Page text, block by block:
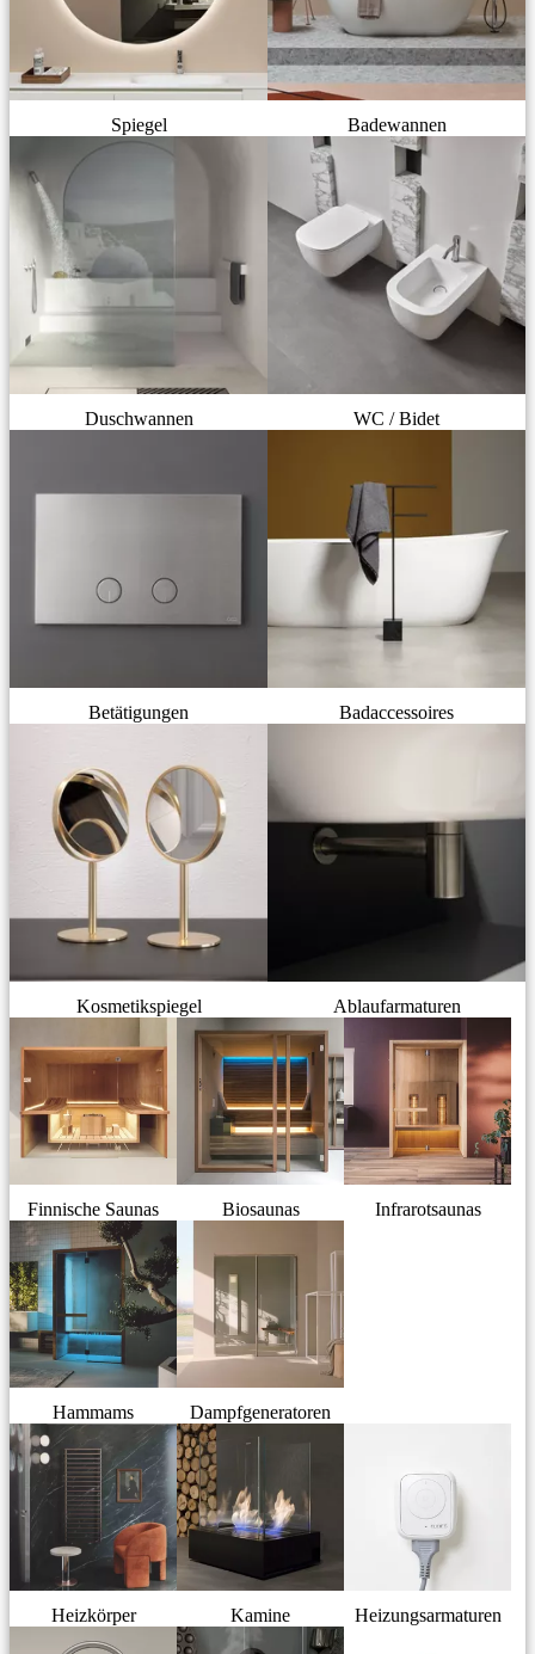
Spiegel Badewannen
Duschwannen WC / Bidet
Betätigungen Badaccessoires
Kosmetikspiegel Ablaufarmaturen
Finnische Saunas Biosaunas Infrarotsaunas
Hammams Dampfgeneratoren
Heizkörper Kamine Heizungsarmaturen